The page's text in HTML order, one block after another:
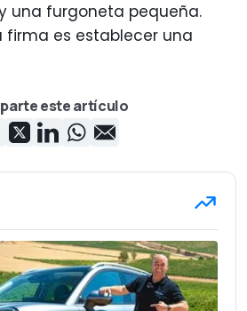
una furgoneta pequeña.
firma es establecer una
este artículo